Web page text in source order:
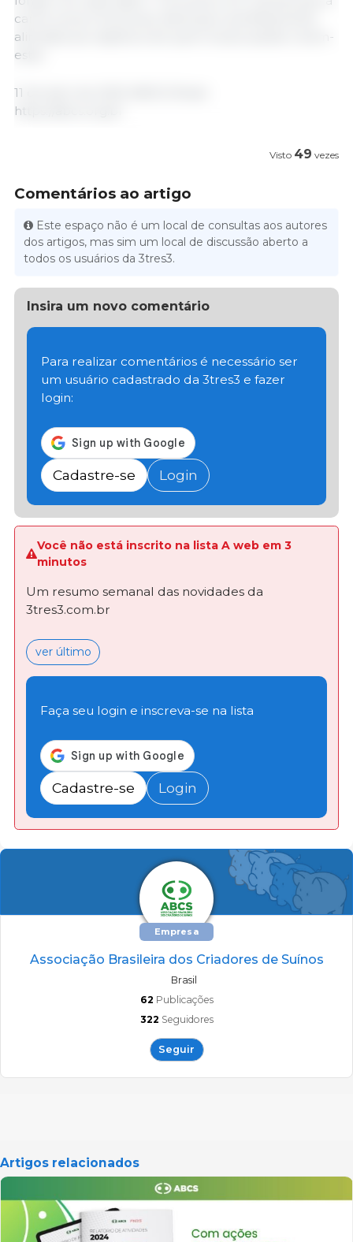
carne suína é funcional, deliciosa e perfeitamente
alinhada aos objetivos de quem busca saúde e bem-
estar.
11 de abril de 2025 /ABCS/ Brasil.
https://abcs.org.br
Visto 49 vezes
Comentários ao artigo
Este espaço não é um local de consultas aos autores
dos artigos, mas sim um local de discussão aberto a
todos os usuários da 3tres3.
Insira um novo comentário
Para realizar comentários é necessário ser
um usuário cadastrado da 3tres3 e fazer
login:
Cadastre-se Login
Você não está inscrito na lista A web em 3
minutos
Um resumo semanal das novidades da
3tres3.com.br
ver último
Faça seu login e inscreva-se na lista
Cadastre-se Login
Empresa
Associação Brasileira dos Criadores de Suínos
Brasil
62 Publicações
322 Seguidores
Seguir
Artigos relacionados